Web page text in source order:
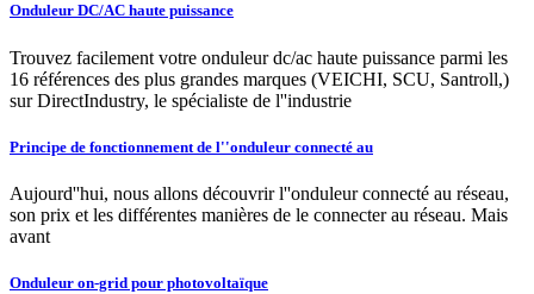
Onduleur DC/AC haute puissance
Trouvez facilement votre onduleur dc/ac haute puissance parmi les
16 références des plus grandes marques (VEICHI, SCU, Santroll,)
sur DirectIndustry, le spécialiste de l''industrie
Principe de fonctionnement de l''onduleur connecté au
Aujourd''hui, nous allons découvrir l''onduleur connecté au réseau,
son prix et les différentes manières de le connecter au réseau. Mais
avant
Onduleur on-grid pour photovoltaïque